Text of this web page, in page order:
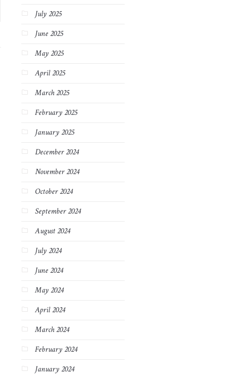
July 2025
June 2025
May 2025
April 2025
March 2025
February 2025
January 2025
December 2024
November 2024
October 2024
September 2024
August 2024
July 2024
June 2024
May 2024
April 2024
March 2024
February 2024
January 2024